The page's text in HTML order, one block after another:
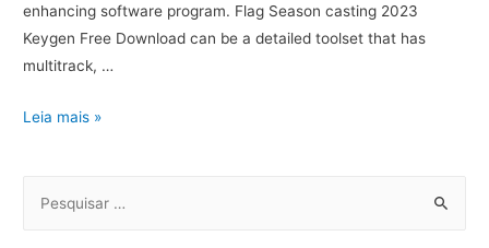
enhancing software program. Flag Season casting 2023
Keygen Free Download can be a detailed toolset that has
multitrack, …
Leia mais »